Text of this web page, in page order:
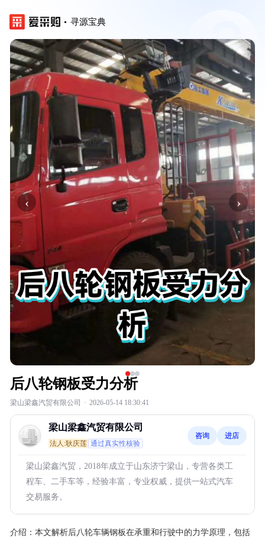
寻源宝典
‹ ›
后八轮钢板受力分析
梁山梁鑫汽贸有限公司 · 2026-05-14 18:30:41
梁山梁鑫汽贸有限公司
法人:耿庆莲 通过真实性核验
咨询 进店
梁山梁鑫汽贸，2018年成立于山东济宁梁山，专营各类工
程车、二手车等，经验丰富，专业权威，提供一站式汽车
交易服务。
介绍： 本文解析后八轮车辆钢板在承重和行驶中的力学原理，包括